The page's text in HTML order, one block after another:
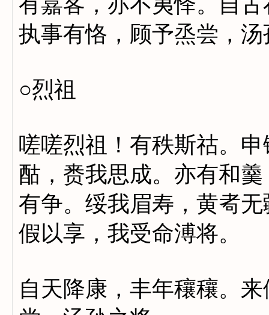
执事有恪，顾予烝尝，
○烈祖
嗟嗟烈祖！有秩斯祜。
酤，赉我思成。亦有和
有争。绥我眉寿，黄耇
假以享，我受命溥将。
自天降康，丰年穰穰。